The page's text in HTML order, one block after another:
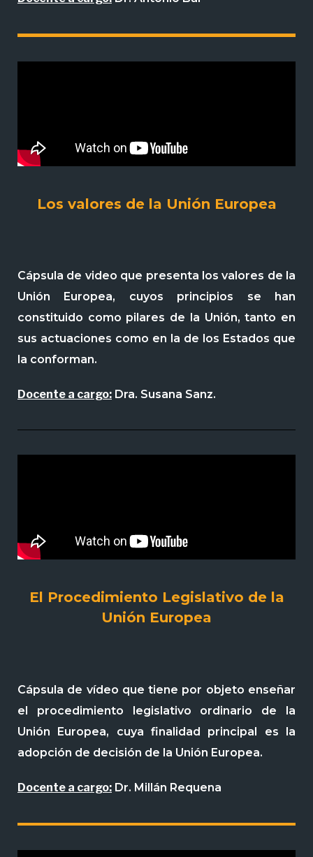
Los valores de la Unión Europea
Cápsula de video que presenta los valores de la
Unión Europea, cuyos principios se han
constituido como pilares de la Unión, tanto en
sus actuaciones como en la de los Estados que
la conforman.
Docente a cargo: Dra. Susana Sanz.
El Procedimiento Legislativo de la
Unión Europea
Cápsula de vídeo que tiene por objeto enseñar
el procedimiento legislativo ordinario de la
Unión Europea, cuya finalidad principal es la
adopción de decisión de la Unión Europea.
Docente a cargo: Dr. Millán Requena